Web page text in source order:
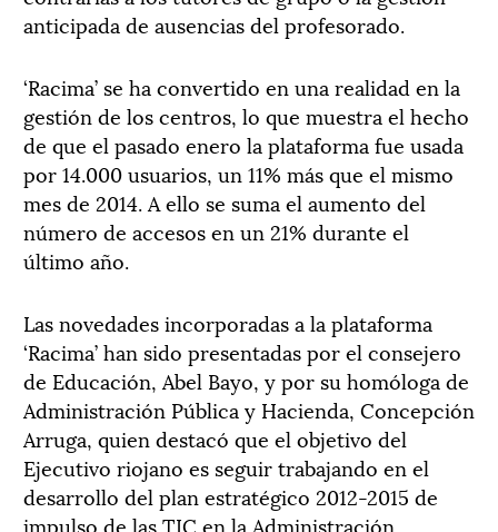
anticipada de ausencias del profesorado.
‘Racima’ se ha convertido en una realidad en la
gestión de los centros, lo que muestra el hecho
de que el pasado enero la plataforma fue usada
por 14.000 usuarios, un 11% más que el mismo
mes de 2014. A ello se suma el aumento del
número de accesos en un 21% durante el
último año.
Las novedades incorporadas a la plataforma
‘Racima’ han sido presentadas por el consejero
de Educación, Abel Bayo, y por su homóloga de
Administración Pública y Hacienda, Concepción
Arruga, quien destacó que el objetivo del
Ejecutivo riojano es seguir trabajando en el
desarrollo del plan estratégico 2012-2015 de
impulso de las TIC en la Administración